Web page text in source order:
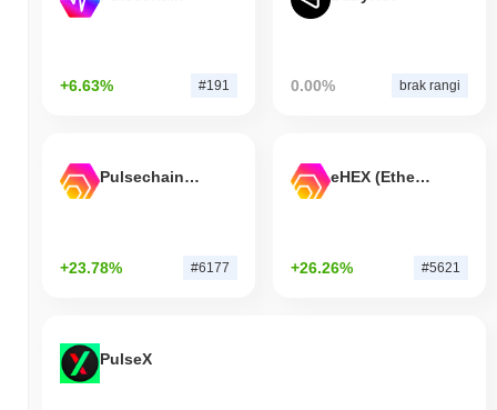
+6.63% #191 0.00% brak rangi
Pulsechain Bridged HEX (Pulsechain)
+23.78% #6177
eHEX (Ethereum)
+26.26% #5621
PulseX